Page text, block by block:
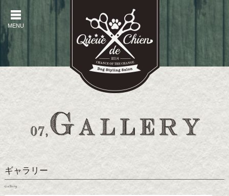
MENU
ギャラリー
Gallery